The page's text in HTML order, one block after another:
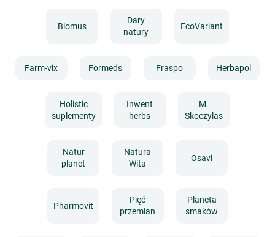
Biomus
Dary
natury
EcoVariant
Farm-vix Formeds Fraspo Herbapol
Holistic
suplementy
Inwent
herbs
M.
Skoczylas
Natur
planet
Natura
Wita
Osavi
Pharmovit
Pięć
przemian
Planeta
smaków